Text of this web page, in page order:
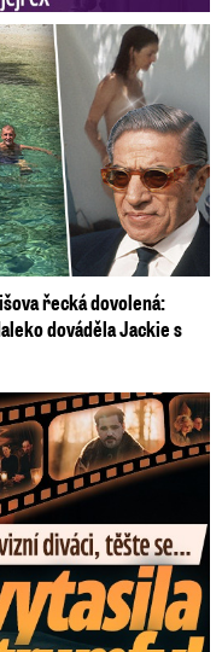
řecká dovolená:
dováděla Jackie s
a žhavé novinky